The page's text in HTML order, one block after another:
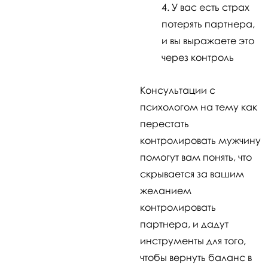
У вас есть страх
потерять партнера,
и вы выражаете это
через контроль
Консультации с
психологом на тему как
перестать
контролировать мужчину
помогут вам понять, что
скрывается за вашим
желанием
контролировать
партнера, и дадут
инструменты для того,
чтобы вернуть баланс в